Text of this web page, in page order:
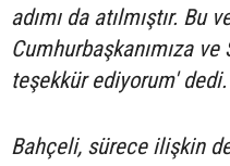
adımı da atılmıştır. Bu
Cumhurbaşkanımıza ve
teşekkür ediyorum' dedi.
Bahçeli, sürece ilişkin